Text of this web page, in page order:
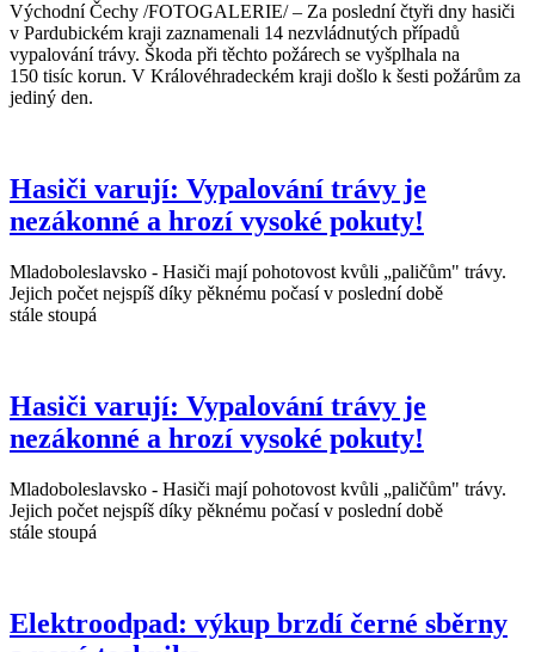
Východní Čechy /FOTOGALERIE/ – Za poslední čtyři dny hasiči
v Pardubickém kraji zaznamenali 14 nezvládnutých případů
vypalování trávy. Škoda při těchto požárech se vyšplhala na
150 tisíc korun. V Královéhradeckém kraji došlo k šesti požárům za
jediný den.
Hasiči varují: Vypalování trávy je
nezákonné a hrozí vysoké pokuty!
Mladoboleslavsko - Hasiči mají pohotovost kvůli „paličům" trávy.
Jejich počet nejspíš díky pěknému počasí v poslední době
stále stoupá
Hasiči varují: Vypalování trávy je
nezákonné a hrozí vysoké pokuty!
Mladoboleslavsko - Hasiči mají pohotovost kvůli „paličům" trávy.
Jejich počet nejspíš díky pěknému počasí v poslední době
stále stoupá
Elektroodpad: výkup brzdí černé sběrny